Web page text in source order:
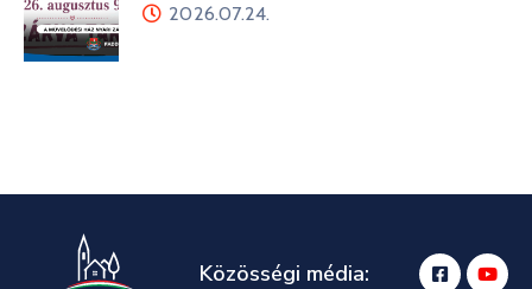
2026.07.24.
Közösségi média: